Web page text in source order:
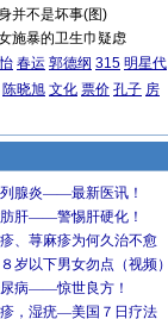
并不是坏事(图)
施暴的卫生巾疑虑
春运 郭德纲 315 明星代
陈晓旭 文化 票价 孔子 房